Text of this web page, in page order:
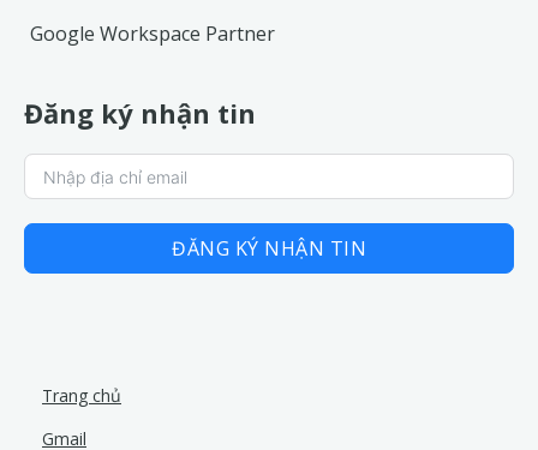
Google Workspace Partner
Đăng ký nhận tin
ĐĂNG KÝ NHẬN TIN
Trang chủ
Gmail